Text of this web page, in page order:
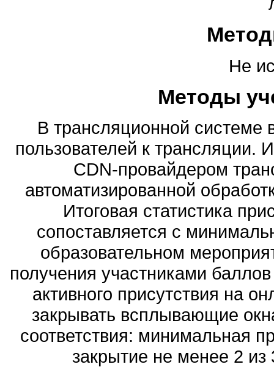
Не
Методы
В трансляционной системе
пользователей к трансляции.
CDN-провайдером
автоматизированной
Итоговая статистика
сопоставляется с
образовательном
получения участниками
активного присутствия на
закрывать всплывающие
соответствия: минимальная
закрытие не менее 2 из